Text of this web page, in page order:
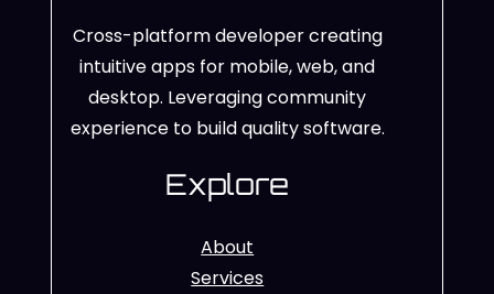
Cross-platform developer creating
intuitive apps for mobile, web, and
desktop. Leveraging community
experience to build quality software.
Explore
About
Services